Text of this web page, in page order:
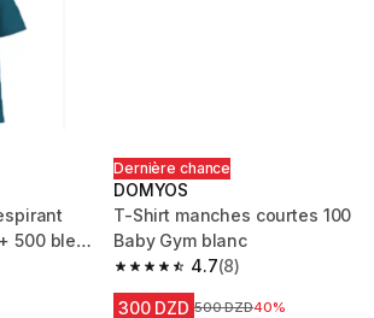
500 bleu
387 reviews
Dernière chance
DOMYOS
T-Shirt manches courtes 100
Baby Gym blanc
4.7
4.7 out of 5 stars from 8
(8)
300 DZD Prix avant la réduction
500 DZD40%